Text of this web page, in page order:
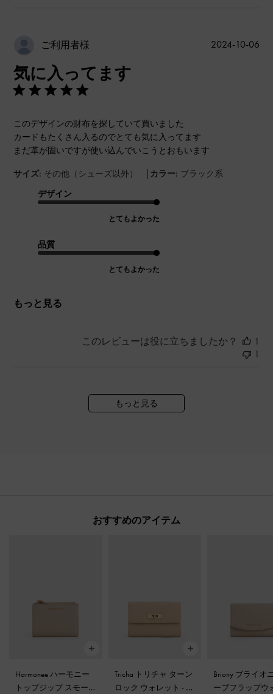
ご利用者様
気に入ってます
このデザインの財布を探していて買いました
カードもたくさん入るのでとても気に入ってます
まだ革が固いですが使い込んでいこうとおもいます
サイズ: その他（シューズ以外） | カラー: ブラック系
デザイン
とてもよかった
品質
とてもよかった
もっと見る
公
2024-10-06
このレビューは役に立ちましたか？
1
1
もっと見る
おすすめのアイテム
Harmonee ハーモニー
トップジップ スモー
Tricha トリチャ ターン
ロック ウォレット - サ
Briony ブライオ
ーブフラップウ